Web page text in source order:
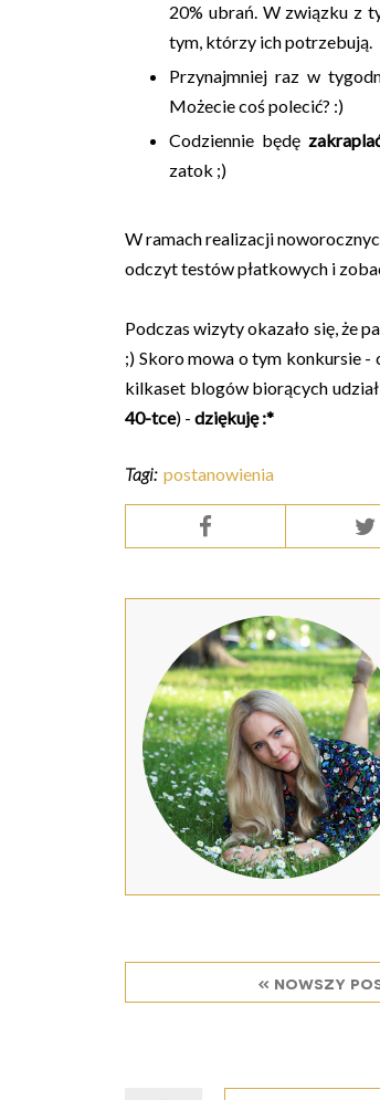
20% ubrań. W związku z
tym, którzy ich potrzebują.
Przynajmniej raz w
Możecie coś polecić? :)
Codziennie będę
zatok ;)
W ramach realizacji
odczyt testów płatkowych i
Podczas wizyty okazało się, że
;) Skoro mowa o tym konkursie -
kilkaset blogów biorących
40-tce) - dziękuję :*
Tagi: postanowienia
« nowszy